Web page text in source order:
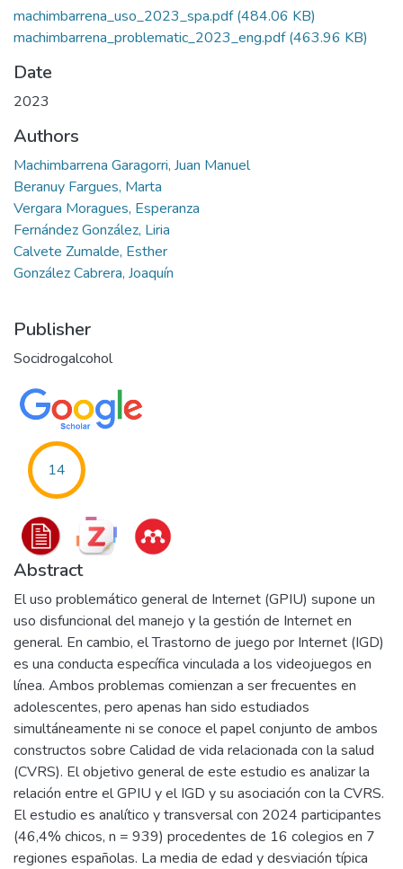
machimbarrena_uso_2023_spa.pdf(484.06 KB)
machimbarrena_problematic_2023_eng.pdf(463.96 KB)
Date
2023
Authors
Machimbarrena Garagorri, Juan Manuel
Beranuy Fargues, Marta
Vergara Moragues, Esperanza
Fernández González, Liria
Calvete Zumalde, Esther
González Cabrera, Joaquín
Publisher
Socidrogalcohol
14
Abstract
El uso problemático general de Internet (GPIU) supone un
uso disfuncional del manejo y la gestión de Internet en
general. En cambio, el Trastorno de juego por Internet (IGD)
es una conducta específica vinculada a los videojuegos en
línea. Ambos problemas comienzan a ser frecuentes en
adolescentes, pero apenas han sido estudiados
simultáneamente ni se conoce el papel conjunto de ambos
constructos sobre Calidad de vida relacionada con la salud
(CVRS). El objetivo general de este estudio es analizar la
relación entre el GPIU y el IGD y su asociación con la CVRS.
El estudio es analítico y transversal con 2024 participantes
(46,4% chicos, n = 939) procedentes de 16 colegios en 7
regiones españolas. La media de edad y desviación típica